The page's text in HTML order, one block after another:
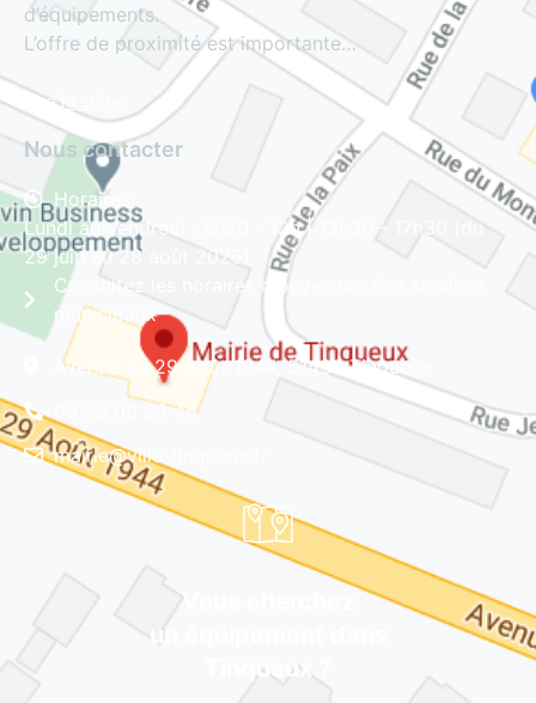
d’équipements.
L’offre de proximité est importante…
Lire la suite
Nous contacter
Horaires
Lundi au vendredi : 8h30 - 12h | 13h30 - 17h30 (du
29 juin au 28 août 2026)
Consultez les horaires d'ouverture des services
municipaux
Avenue du 29 Août 1944, 51430 Tinqueux
03 26 08 23 45
mairie@ville-tinqueux.fr
Vous cherchez
un équipement dans
Tinqueux ?